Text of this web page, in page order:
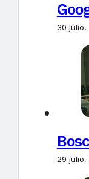
30 julio,
29 julio,